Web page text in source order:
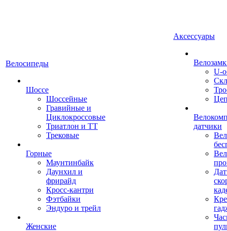
Велосипеды
Шоссе
Шоссейные
Гравийные и
Циклокроссовые
Триатлон и ТТ
Трековые
Горные
Маунтинбайк
Даунхил и
фрирайд
Кросс-кантри
Фэтбайки
Эндуро и трейл
Женские
Аксессуары
U-
датчики